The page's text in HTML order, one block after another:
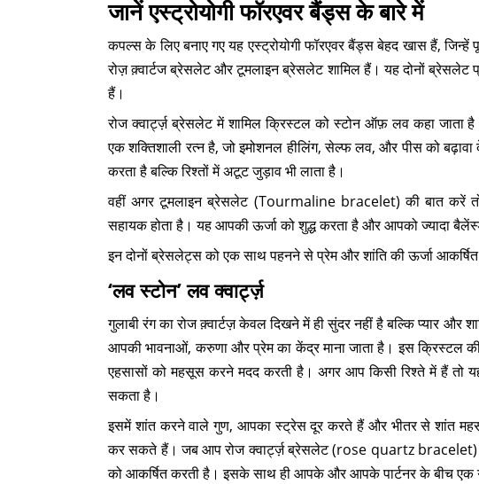
जानें एस्ट्रोयोगी फॉरएवर बैंड्स के बारे में
कपल्स के लिए बनाए गए यह एस्ट्रोयोगी फॉरएवर बैंड्स बेहद खास हैं,
रोज़ क़्वार्टज ब्रेसलेट और टूमलाइन ब्रेसलेट शामिल हैं। यह दोनों ब्रेसलेट
हैं।
रोज क्वार्ट्ज़ ब्रेसलेट में शामिल क्रिस्टल को स्टोन ऑफ़ लव कहा जाता
एक शक्तिशाली रत्न है, जो इमोशनल हीलिंग, सेल्फ लव, और पीस को
करता है बल्कि रिश्तों में अटूट जुड़ाव भी लाता है।
वहीं अगर टूमलाइन ब्रेसलेट (Tourmaline bracelet) की बात करें
सहायक होता है। यह आपकी ऊर्जा को शुद्ध करता है और आपको ज्यादा
इन दोनों ब्रेसलेट्स को एक साथ पहनने से प्रेम और शांति की ऊर्जा
‘लव स्टोन’ लव क्वार्ट्ज़
गुलाबी रंग का रोज क़्वार्टज़ केवल दिखने में ही सुंदर नहीं है बल्कि प्यार और
आपकी भावनाओं, करुणा और प्रेम का केंद्र माना जाता है। इस क्रिस्टल
एहसासों को महसूस करने मदद करती है। अगर आप किसी रिश्ते में हैं
सकता है।
इसमें शांत करने वाले गुण, आपका स्ट्रेस दूर करते हैं और भीतर से शांत
कर सकते हैं। जब आप रोज क्वार्ट्ज़ ब्रेसलेट (rose quartz bracelet)
को आकर्षित करती है। इसके साथ ही आपके और आपके पार्टनर के बीच